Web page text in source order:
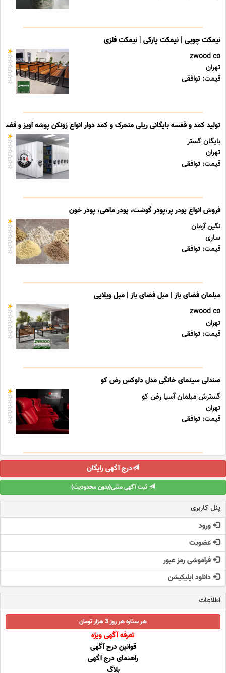
نیمکت چوبی | نیمکت پارکی | نیمکت فلزی
zwood co
تهران
قیمت: توافقی
تولید کمد و قفسه بایگانی ریلی متحرک و کمد دوار انواع زونکن پوشه آویز و قفسه
بایگان گستر
تهران
قیمت: توافقی
فروش انواع پودر پر،پودر گوشت، پودر ماهی، پودر خون
نگین آرمان
ساری
قیمت: توافقی
مبلمان فضای باز | مبل فضای باز | مبل ویلایی
zwood co
تهران
قیمت: توافقی
صندلی سینمای خانگی مدل دلوکس رض کو
گسترش مبلمان آسیا رض کو
تهران
قیمت: توافقی
درج آگهی رایگان
ثبت آگهی متنی(بدون محدودیت)
پنل کاربری
ورود
عضویت
فراموشی رمز عبور
دانلود اپلیکیشن
اطلاعات
هر ستاره هر روز 3 هزار تومان
تعرفه آگهی ویژه
قوانین درج آگهی
راهنمای درج آگهی
بلاگ